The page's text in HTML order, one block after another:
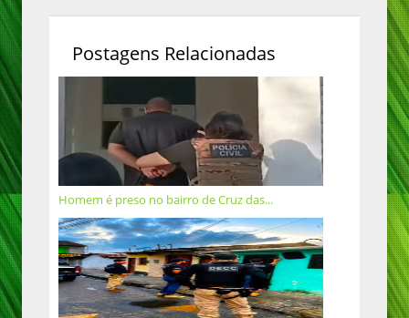
Postagens Relacionadas
Homem é preso no bairro de Cruz das...